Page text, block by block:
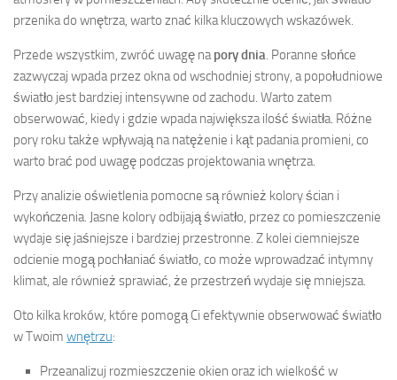
przenika do wnętrza, warto znać kilka kluczowych wskazówek.
Przede wszystkim, zwróć uwagę napory dnia. Poranne słońce
zazwyczaj wpada przez okna od wschodniej strony, a popołudniowe
światło jest bardziej intensywne od zachodu. Warto zatem
obserwować, kiedy i gdzie wpada największa ilość światła. Różne
pory roku także wpływają na natężenie i kąt padania promieni, co
warto brać pod uwagę podczas projektowania wnętrza.
Przy analizie oświetlenia pomocne są również kolory ścian i
wykończenia. Jasne kolory odbijają światło, przez co pomieszczenie
wydaje się jaśniejsze i bardziej przestronne. Z kolei ciemniejsze
odcienie mogą pochłaniać światło, co może wprowadzać intymny
klimat, ale również sprawiać, że przestrzeń wydaje się mniejsza.
Oto kilka kroków, które pomogą Ci efektywnie obserwować światło
w Twoim wnętrzu:
Przeanalizuj rozmieszczenie okien oraz ich wielkość w